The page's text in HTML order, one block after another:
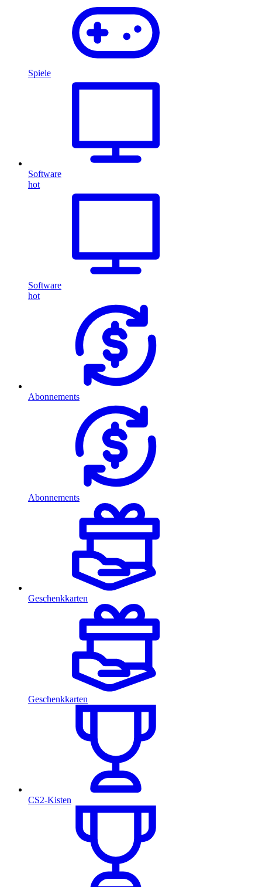
Spiele
Software
hot
Software
hot
Abonnements
Abonnements
Geschenkkarten
Geschenkkarten
CS2-Kisten